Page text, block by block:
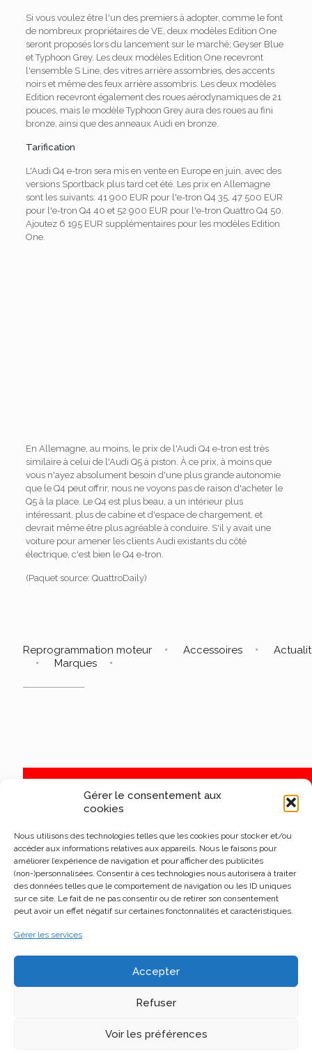
Gérer le consentement aux
cookies
Nous utilisons des technologies telles que les cookies pour stocker et/ou
accéder aux informations relatives aux appareils. Nous le faisons pour
améliorer l’expérience de navigation et pour afficher des publicités
(non-)personnalisées. Consentir à ces technologies nous autorisera à traiter
des données telles que le comportement de navigation ou les ID uniques
sur ce site. Le fait de ne pas consentir ou de retirer son consentement
peut avoir un effet négatif sur certaines fonctonnalités et caractéristiques.
Gérer les services
Accepter
Refuser
Voir les préférences
Si vous voulez être l'un des premiers à adopter, comme le font
de nombreux propriétaires de VE, deux modèles Edition One
seront proposés lors du lancement sur le marché; Geyser Blue
et Typhoon Grey. Les deux modèles Edition One recevront
l'ensemble S Line, des vitres arrière assombries, des accents
noirs et même des feux arrière assombris. Les deux modèles
Edition recevront également des roues aérodynamiques de 21
pouces, mais le modèle Typhoon Grey aura des roues au fini
bronze, ainsi que des anneaux Audi en bronze.
Tarification
L'Audi Q4 e-tron sera mis en vente en Europe en juin, avec des
versions Sportback plus tard cet été. Les prix en Allemagne
sont les suivants: 41 900 EUR pour l'e-tron Q4 35, 47 500 EUR
pour l'e-tron Q4 40 et 52 900 EUR pour l'e-tron Quattro Q4 50.
Ajoutez 6 195 EUR supplémentaires pour les modèles Edition
One.
En Allemagne, au moins, le prix de l'Audi Q4 e-tron est très
similaire à celui de l'Audi Q5 à piston. À ce prix, à moins que
vous n'ayez absolument besoin d'une plus grande autonomie
que le Q4 peut offrir, nous ne voyons pas de raison d'acheter le
Q5 à la place. Le Q4 est plus beau, a un intérieur plus
intéressant, plus de cabine et d'espace de chargement, et
devrait même être plus agréable à conduire. S'il y avait une
voiture pour amener les clients Audi existants du côté
électrique, c'est bien le Q4 e-tron.
(Paquet source: QuattroDaily)
Reprogrammation moteur Accessoires
Marques